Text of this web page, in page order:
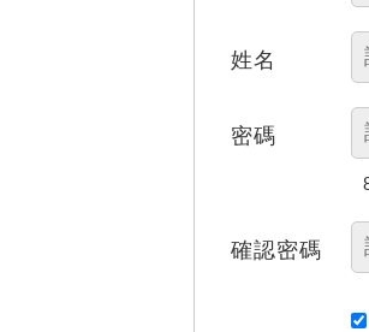
姓名
密碼
確認密碼